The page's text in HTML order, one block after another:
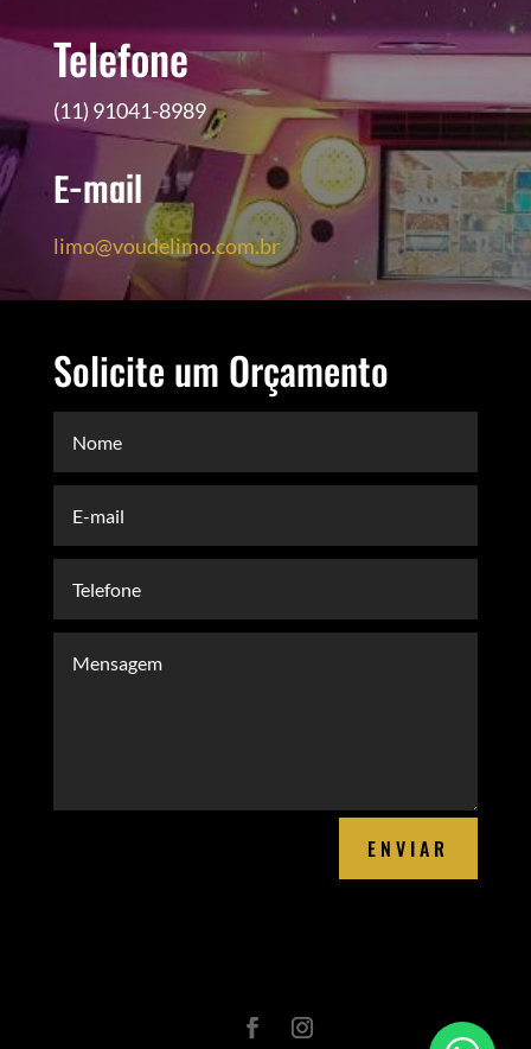
Telefone
(11) 91041-8989
E-mail
limo@voudelimo.com.br
Solicite um Orçamento
ENVIAR